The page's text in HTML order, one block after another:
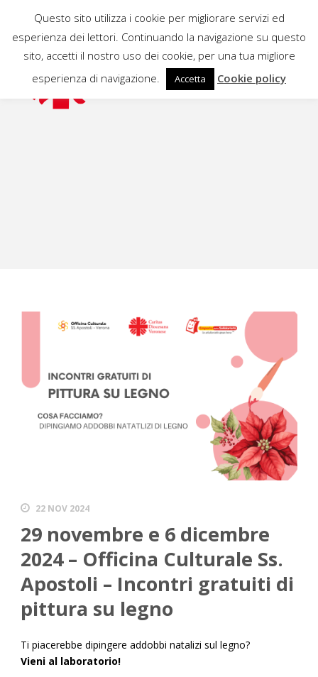
22 NOV 2024
29 novembre e 6 dicembre
2024 – Officina Culturale Ss.
Apostoli – Incontri gratuiti di
pittura su legno
Ti piacerebbe dipingere addobbi natalizi sul legno?
Vieni al laboratorio!
Questo sito utilizza i cookie per migliorare servizi ed
esperienza dei lettori. Continuando la navigazione su questo
sito, accetti il nostro uso dei cookie, per una tua migliore
esperienza di navigazione.
Accetta Cookie policy